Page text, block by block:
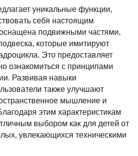
уникальные функции,
себя настоящим
подвижными частями,
которые имитируют
Это предоставляет
ознакомиться с принципами
Развивая навыки
также улучшают
мышление и
этим характеристикам
выбором как для детей от
увлекающихся техническими